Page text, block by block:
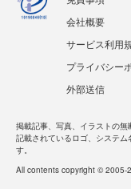
会社概要
サービス利用
プライバシー
外部送信
掲載記事、写真、イラストの無
記載されているロゴ、システ
す。
All contents copyright © 2005-